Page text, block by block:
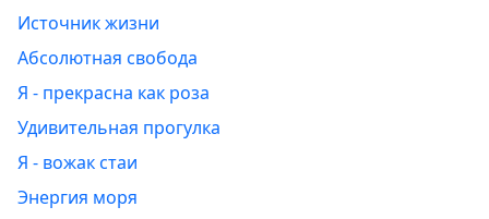
Источник жизни
Абсолютная свобода
Я - прекрасна как роза
Удивительная прогулка
Я - вожак стаи
Энергия моря